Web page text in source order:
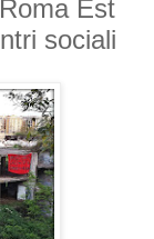
Est
sociali